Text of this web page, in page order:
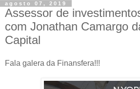
agosto 07, 2019
Assessor de
com Jonathan Camargo
Capital
Fala galera da Finansfera!!!